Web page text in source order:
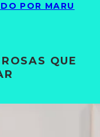
POR MARU
QUE